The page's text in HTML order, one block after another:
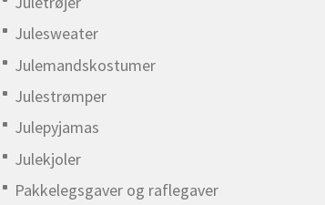
Julesweater
Julemandskostumer
Julestrømper
Julepyjamas
Julekjoler
Pakkelegsgaver og raflegaver